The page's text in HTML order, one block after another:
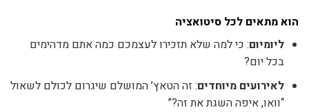
הוא מתאים לכל סיטואציה
ליומיום: כי למה שלא תזכירו לעצמכם כמה אתם מדהימים
בכל יום?
לאירועים מיוחדים: זה הטאץ’ המושלם שיגרום לכולם לשאול
“וואו, איפה השגת את זה?”